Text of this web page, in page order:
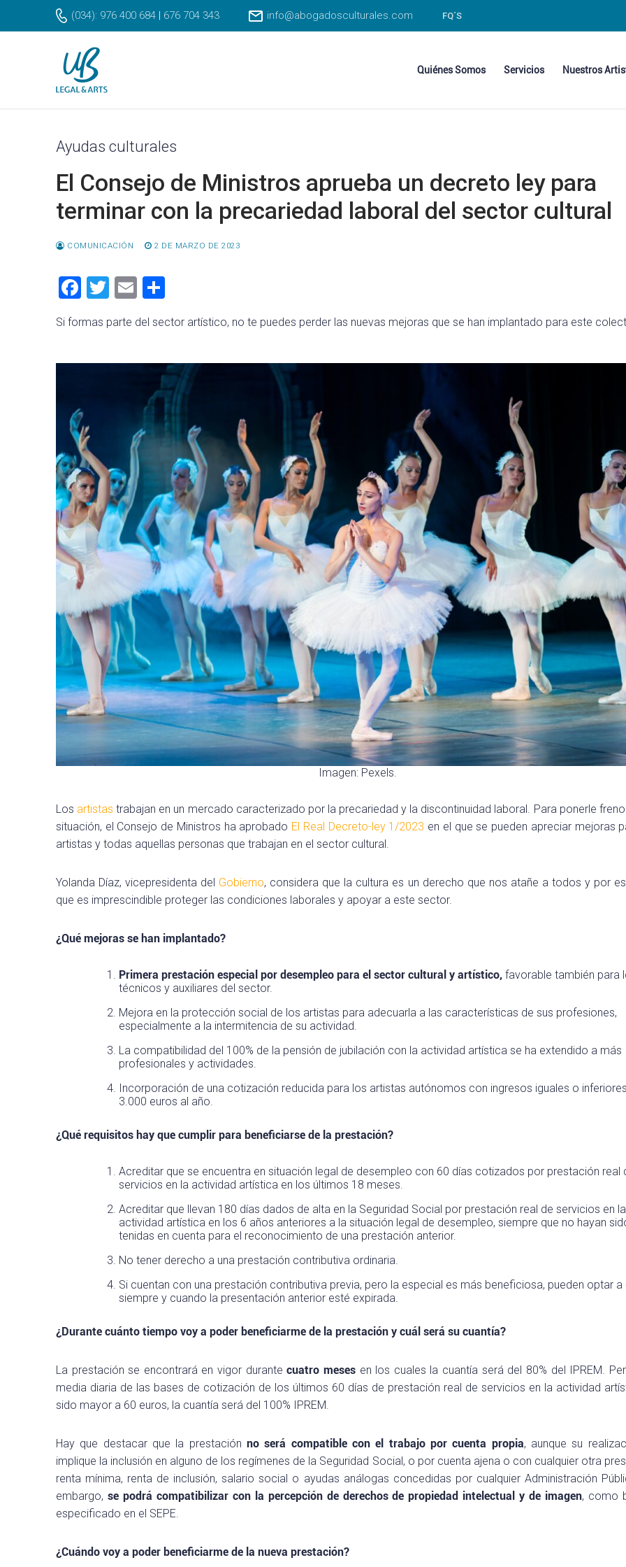
contenido
(034): 976 400 684 | 676 704 343 info@abogadosculturales.com FQ´S
Quiénes Somos Servicios Nuestros
Ayudas culturales
El Consejo de Ministros aprueba un decreto ley para
terminar con la precariedad laboral del sector cultural
COMUNICACIÓN 2 DE MARZO DE 2023
Facebook
TwitterEmail
Si formas parte del sector artístico, no te puedes perder las nuevas mejoras que se han implantado para este
Imagen: Pexels.
Los artistas trabajan en un mercado caracterizado por la precariedad y la discontinuidad laboral. Para ponerle
situación, el Consejo de Ministros ha aprobado El Real Decreto-ley 1/2023 en el que se pueden apreciar mejoras
artistas y todas aquellas personas que trabajan en el sector cultural.
Yolanda Díaz, vicepresidenta del Gobierno, considera que la cultura es un derecho que nos atañe a todos y por
que es imprescindible proteger las condiciones laborales y apoyar a este sector.
¿Qué mejoras se han implantado?
Primera prestación especial por desempleo para el sector cultural y artístico, favorable también para
técnicos y auxiliares del sector.
Mejora en la protección social de los artistas para adecuarla a las características de sus profesiones,
especialmente a la intermitencia de su actividad.
La compatibilidad del 100% de la pensión de jubilación con la actividad artística se ha extendido a más
profesionales y actividades.
Incorporación de una cotización reducida para los artistas autónomos con ingresos iguales o
3.000 euros al año.
¿Qué requisitos hay que cumplir para beneficiarse de la prestación?
Acreditar que se encuentra en situación legal de desempleo con 60 días cotizados por prestación real
servicios en la actividad artística en los últimos 18 meses.
Acreditar que llevan 180 días dados de alta en la Seguridad Social por prestación real de servicios en la
actividad artística en los 6 años anteriores a la situación legal de desempleo, siempre que no hayan
tenidas en cuenta para el reconocimiento de una prestación anterior.
No tener derecho a una prestación contributiva ordinaria.
Si cuentan con una prestación contributiva previa, pero la especial es más beneficiosa, pueden optar a
siempre y cuando la presentación anterior esté expirada.
¿Durante cuánto tiempo voy a poder beneficiarme de la prestación y cuál será su cuantía?
La prestación se encontrará en vigor durantecuatro mesesen los cuales la cuantía será del 80% del IPREM.
media diaria de las bases de cotización de los últimos 60 días de prestación real de servicios en la actividad
sido mayor a 60 euros, la cuantía será del 100% IPREM.
Hay que destacar que la prestación no será compatible con el trabajo por cuenta propia, aunque su
implique la inclusión en alguno de los regímenes de la Seguridad Social, o por cuenta ajena o con cualquier otra
renta mínima, renta de inclusión, salario social o ayudas análogas concedidas por cualquier Administración
embargo, se podrá compatibilizar con la percepción de derechos de propiedad intelectual y de imagen, como
especificado en el SEPE.
¿Cuándo voy a poder beneficiarme de la nueva prestación?